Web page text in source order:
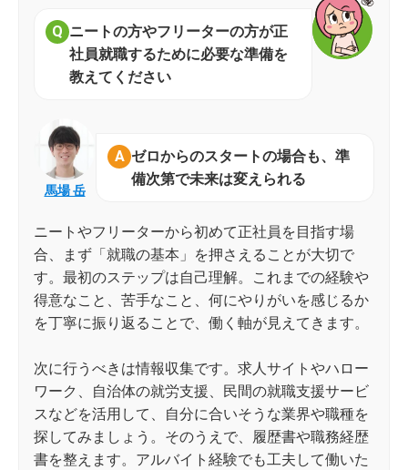
ニートの方やフリーターの方が正
社員就職するために必要な準備を
教えてください
馬場 岳
ゼロからのスタートの場合も、準
備次第で未来は変えられる
ニートやフリーターから初めて正社員を目指す場
合、まず「就職の基本」を押さえることが大切で
す。最初のステップは自己理解。これまでの経験や
得意なこと、苦手なこと、何にやりがいを感じるか
を丁寧に振り返ることで、働く軸が見えてきます。
次に行うべきは情報収集です。求人サイトやハロー
ワーク、自治体の就労支援、民間の就職支援サービ
スなどを活用して、自分に合いそうな業界や職種を
探してみましょう。そのうえで、履歴書や職務経歴
書を整えます。アルバイト経験でも工夫して働いた